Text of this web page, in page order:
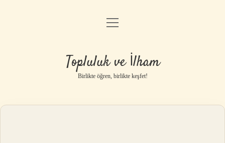
Anasayfa
Gizlilik Politikası
Yasal Uyarı
menüyü
Topluluk ve İlham
Birlikte öğren, birlikte keşfet!